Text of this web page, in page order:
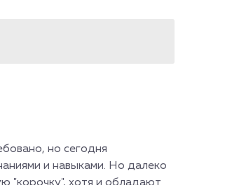
но сегодня
и навыками. Но далеко